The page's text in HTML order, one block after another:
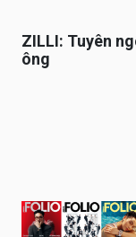
ZILLI: Tuyên
ông